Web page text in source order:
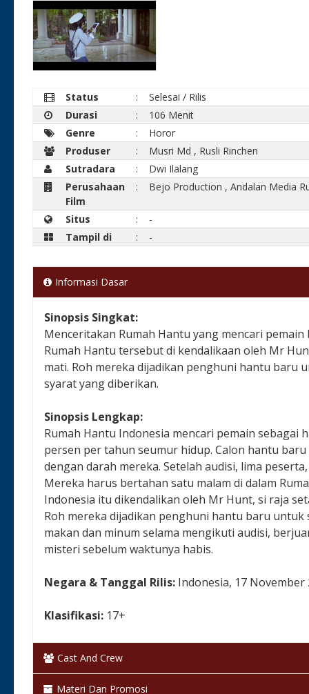
Status :
Selesai / Rilis
Durasi
:
106 Menit
Genre
:
Horor
Produser
: Musri Md , Rusli Rinchen
Sutradara
:
Dwi Ilalang
Perusahaan
Film
: Bejo Production ,Andalan Media
Situs :
-
Tampil di
: -
Informasi Dasar
Sinopsis Singkat:
Menceritakan Rumah Hantu yang mencari
Rumah Hantu tersebut di kendalikaan oleh Mr
mati. Roh mereka dijadikan penghuni hantu baru
syarat yang diberikan.
Sinopsis Lengkap:
Rumah Hantu Indonesia mencari pemain
persen per tahun seumur hidup. Calon hantu
dengan darah mereka. Setelah audisi, lima
Mereka harus bertahan satu malam di dalam
Indonesia itu dikendalikan oleh Mr Hunt, si raja
Roh mereka dijadikan penghuni hantu baru untuk
makan dan minum selama mengikuti audisi,
misteri sebelum waktunya habis.
Negara & Tanggal Rilis: Indonesia, 17 November
Klasifikasi: 17+
Bahasa:Bahasa Indonesia
Warna:
Cast And Crew
Materi Dan Promosi